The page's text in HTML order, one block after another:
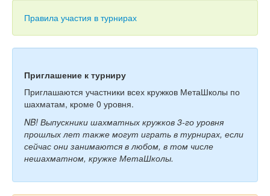
Книги
Правила участия в турнирах
Приглашение к турниру
Приглашаются участники всех кружков МетаШколы по
шахматам, кроме 0 уровня.
NB! Выпускники шахматных кружков 3-го уровня
прошлых лет также могут играть в турнирах, если
сейчас они занимаются в любом, в том числе
нешахматном, кружке МетаШколы.